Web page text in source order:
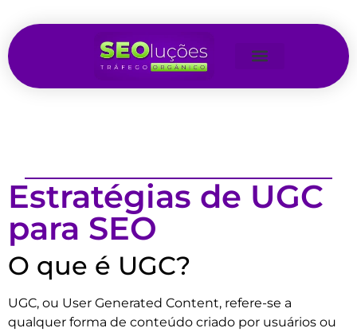
Estratégias de UGC
para SEO
O que é UGC?
UGC, ou User Generated Content, refere-se a
qualquer forma de conteúdo criado por usuários ou